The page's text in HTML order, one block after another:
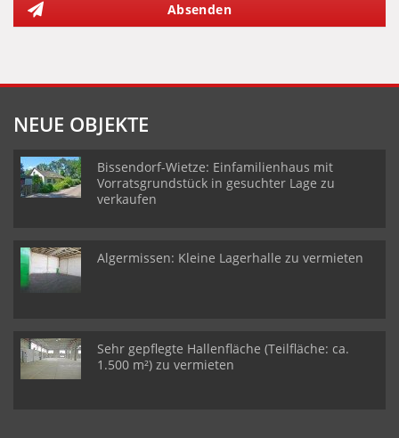
Absenden
NEUE OBJEKTE
Bissendorf-Wietze: Einfamilienhaus mit
Vorratsgrundstück in gesuchter Lage zu
verkaufen
Algermissen: Kleine Lagerhalle zu vermieten
Sehr gepflegte Hallenfläche (Teilfläche: ca.
1.500 m²) zu vermieten